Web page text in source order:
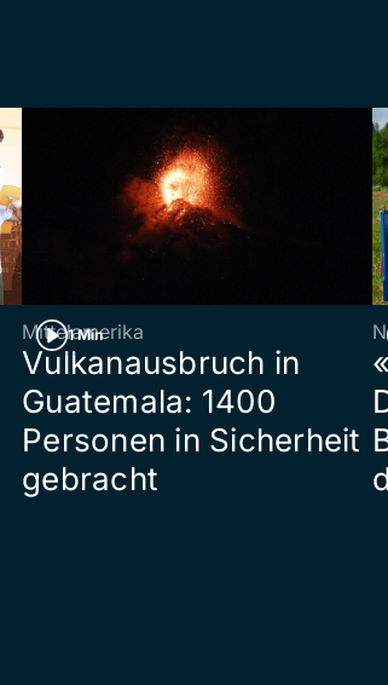
1 Min
Mittelamerika
Vulkanausbruch in
Guatemala: 1400
Personen in Sicherheit
gebracht